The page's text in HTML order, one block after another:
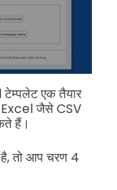
एक तैयार
जैसे CSV
हैं।
तो आप चरण 4